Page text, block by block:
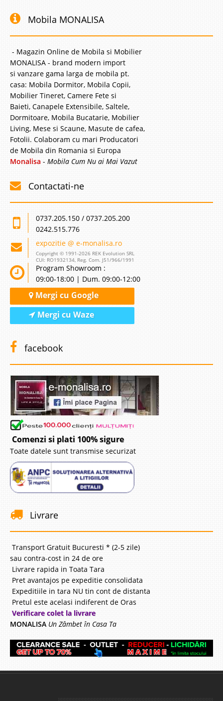
Mobila MONALISA
- Magazin Online de Mobila si Mobilier
MONALISA - brand modern import
si vanzare gama larga de mobila pt.
casa: Mobila Dormitor, Mobila Copii,
Mobilier Tineret, Camere Fete si
Baieti, Canapele Extensibile, Saltele,
Dormitoare, Mobila Bucatarie, Mobilier
Living, Mese si Scaune, Masute de cafea,
Fotolii. Colaboram cu mari Producatori
de Mobila din Romania si Europa
Monalisa - Mobila Cum Nu ai Mai Vazut
Contactati-ne
0737.205.150 / 0737.205.200
0242.515.776
expozitie @ e-monalisa.ro
Copyright © 1991-2026 REK Evolution SRL
CUI: RO1932134, Reg. Com. J51/966/1991
Program Showroom :
09:00-18:00 | Dum. 09:00-12:00
Mergi cu Google
Mergi cu Waze
facebook
Comenzi si plati 100% sigure
Toate datele sunt transmise securizat
Livrare
Transport Gratuit Bucuresti * (2-5 zile)
sau contra-cost in 24 de ore
Livrare rapida in Toata Tara
Pret avantajos pe expeditie consolidata
Expeditiile in tara NU tin cont de distanta
Pretul este acelasi indiferent de Oras
Verificare colet la livrare
MONALISA Un Zâmbet în Casa Ta